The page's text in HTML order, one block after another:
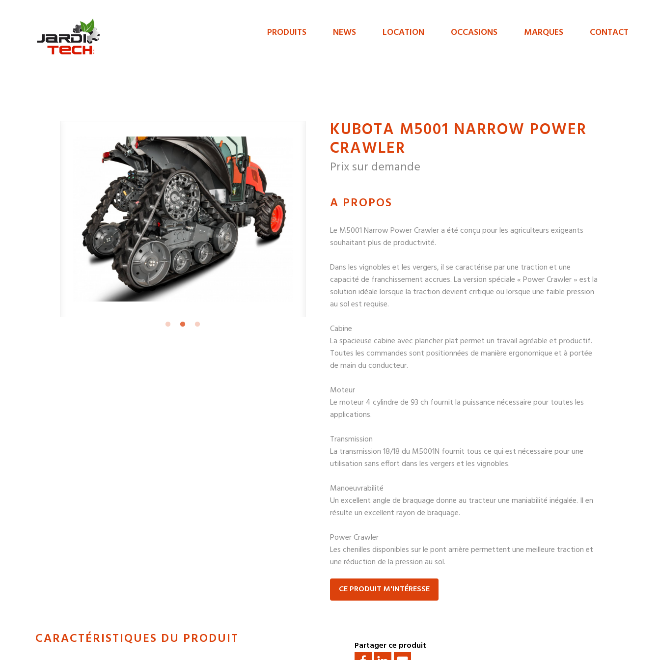
Jarditech
Menu
PRODUITS NEWS LOCATION OCCASIONS MARQUES CONTACT
KUBOTA M5001 NARROW POWER
CRAWLER
Prix sur demande
A PROPOS
Le M5001 Narrow Power Crawler a été conçu pour les agriculteurs exigeants
souhaitant plus de productivité.
Dans les vignobles et les vergers, il se caractérise par une traction et une
capacité de franchissement accrues. La version spéciale « Power Crawler » est la
solution idéale lorsque la traction devient critique ou lorsque une faible pression
au sol est requise.
Cabine
La spacieuse cabine avec plancher plat permet un travail agréable et productif.
Toutes les commandes sont positionnées de manière ergonomique et à portée
de main du conducteur.
Moteur
Le moteur 4 cylindre de 93 ch fournit la puissance nécessaire pour toutes les
applications.
Transmission
La transmission 18/18 du M5001N fournit tous ce qui est nécessaire pour une
utilisation sans effort dans les vergers et les vignobles.
Manoeuvrabilité
Un excellent angle de braquage donne au tracteur une maniabilité inégalée. Il en
résulte un excellent rayon de braquage.
Power Crawler
Les chenilles disponibles sur le pont arrière permettent une meilleure traction et
une réduction de la pression au sol.
CE PRODUIT M'INTÉRESSE
CARACTÉRISTIQUES DU PRODUIT Partager ce produit